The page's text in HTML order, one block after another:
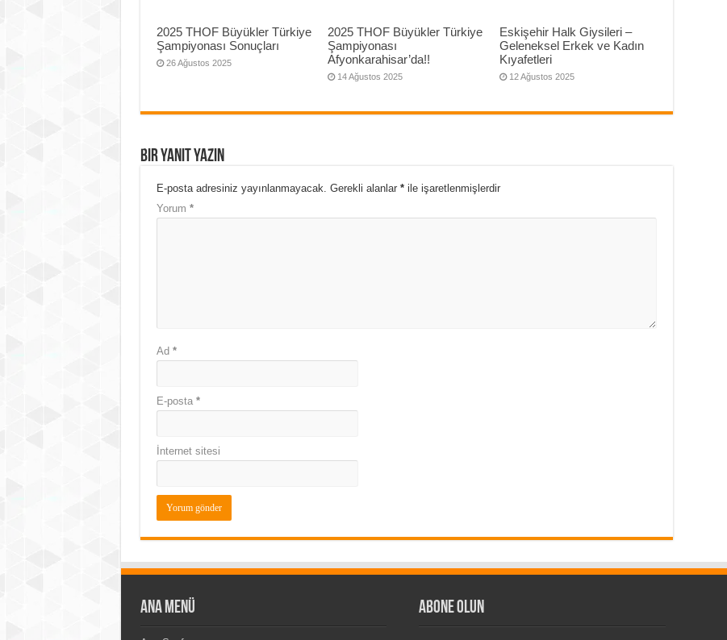
2025 THOF Büyükler Türkiye
Şampiyonası Sonuçları
26 Ağustos 2025
2025 THOF Büyükler Türkiye
Şampiyonası
Afyonkarahisar’da!!
14 Ağustos 2025
Eskişehir Halk Giysileri –
Geleneksel Erkek ve Kadın
Kıyafetleri
12 Ağustos 2025
Bir yanıt yazın
E-posta adresiniz yayınlanmayacak. Gerekli alanlar *ile işaretlenmişlerdir
Yorum *
Ad *
E-posta *
İnternet sitesi
Ana Menü Abone Olun